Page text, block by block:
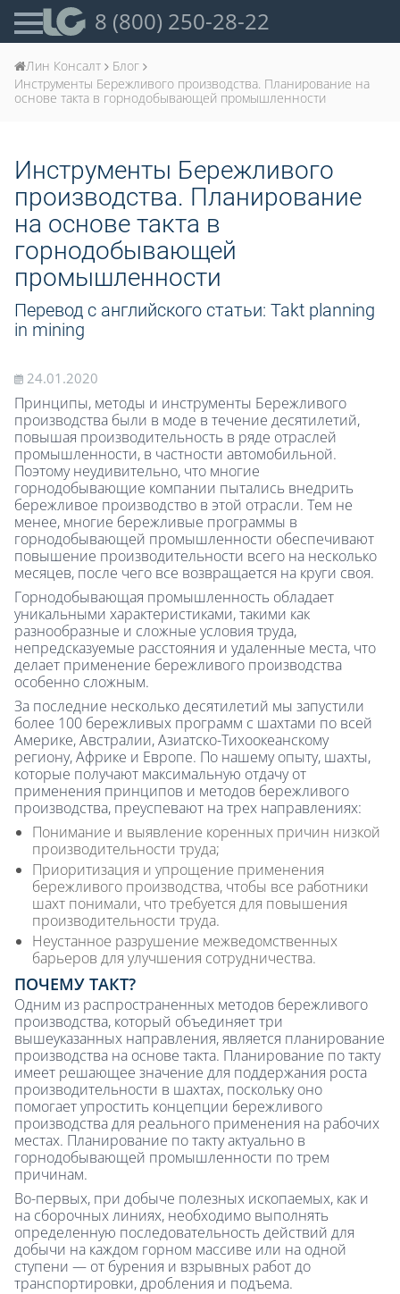
8 (800) 250-28-22
Лин Консалт
Блог
Инструменты Бережливого производства. Планирование на
основе такта в горнодобывающей промышленности
Инструменты Бережливого
производства. Планирование
на основе такта в
горнодобывающей
промышленности
Перевод с английского статьи: Takt planning
in mining
24.01.2020
Принципы, методы и инструменты Бережливого
производства были в моде в течение десятилетий,
повышая производительность в ряде отраслей
промышленности, в частности автомобильной.
Поэтому неудивительно, что многие
горнодобывающие компании пытались внедрить
бережливое производство в этой отрасли. Тем не
менее, многие бережливые программы в
горнодобывающей промышленности обеспечивают
повышение производительности всего на несколько
месяцев, после чего все возвращается на круги своя.
Горнодобывающая промышленность обладает
уникальными характеристиками, такими как
разнообразные и сложные условия труда,
непредсказуемые расстояния и удаленные места, что
делает применение бережливого производства
особенно сложным.
За последние несколько десятилетий мы запустили
более 100 бережливых программ с шахтами по всей
Америке, Австралии, Азиатско-Тихоокеанскому
региону, Африке и Европе. По нашему опыту, шахты,
которые получают максимальную отдачу от
применения принципов и методов бережливого
производства, преуспевают на трех направлениях:
Понимание и выявление коренных причин низкой
производительности труда;
Приоритизация и упрощение применения
бережливого производства, чтобы все работники
шахт понимали, что требуется для повышения
производительности труда.
Неустанное разрушение межведомственных
барьеров для улучшения сотрудничества.
ПОЧЕМУ ТАКТ?
Одним из распространенных методов бережливого
производства, который объединяет три
вышеуказанных направления, является планирование
производства на основе такта. Планирование по такту
имеет решающее значение для поддержания роста
производительности в шахтах, поскольку оно
помогает упростить концепции бережливого
производства для реального применения на рабочих
местах. Планирование по такту актуально в
горнодобывающей промышленности по трем
причинам.
Во-первых, при добыче полезных ископаемых, как и
на сборочных линиях, необходимо выполнять
определенную последовательность действий для
добычи на каждом горном массиве или на одной
ступени — от бурения и взрывных работ до
транспортировки, дробления и подъема.